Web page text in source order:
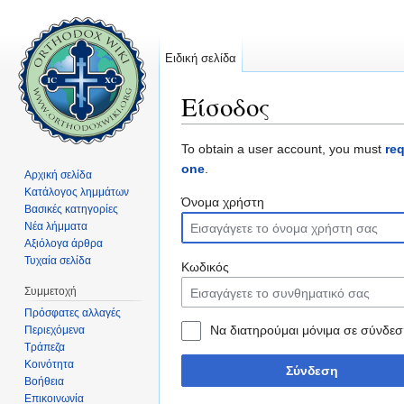
Είσοδος
To obtain a user account, you must
one.
Όνομα χρήστη
Κωδικός
Να διατηρούμαι μόνιμα σε
Σύνδεση
Ειδική σελίδα
Αρχική σελίδα
Κατάλογος λημμάτων
Βασικές κατηγορίες
Νέα λήμματα
Αξιόλογα άρθρα
Τυχαία σελίδα
Συμμετοχή
Πρόσφατες αλλαγές
Περιεχόμενα
Τράπεζα
Κοινότητα
Βοήθεια
Επικοινωνία